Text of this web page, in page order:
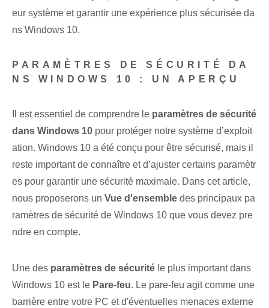
eur système et garantir une expérience plus sécurisée da
ns Windows 10.
PARAMÈTRES DE SÉCURITÉ DA
NS WINDOWS 10 : UN APERÇU
Il est essentiel de comprendre le paramètres de sécurité
dans Windows 10 pour protéger notre système d’exploit
ation. Windows 10 a été conçu pour être sécurisé, mais il
reste important de connaître et d’ajuster certains paramètr
es pour garantir une sécurité maximale. Dans cet article,
nous proposerons un Vue d'ensemble des principaux pa
ramètres de sécurité de Windows 10 que vous devez pre
ndre en compte.
Une des paramètres de sécurité le plus important dans
Windows 10 est le Pare-feu. Le pare-feu agit comme une
barrière entre votre PC et d'éventuelles menaces externe